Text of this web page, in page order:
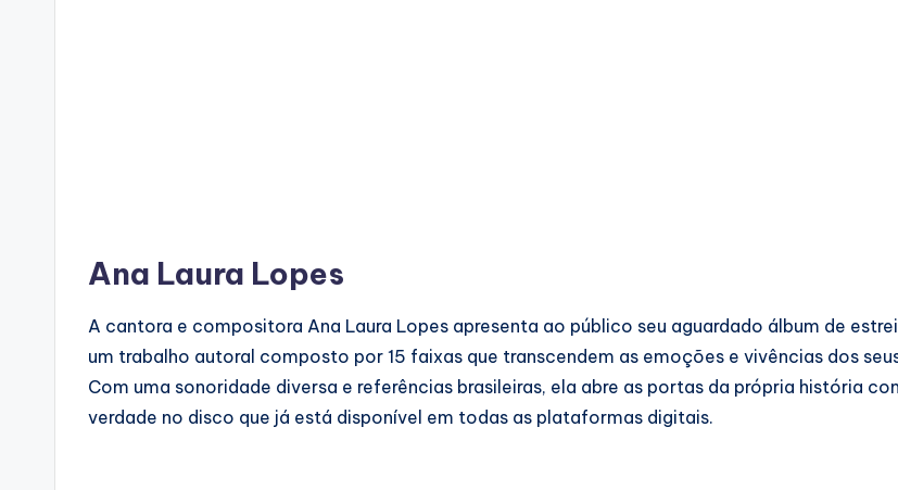
Ana Laura Lopes
A cantora e compositora Ana Laura Lopes apresenta ao público seu aguardado álbum de
um trabalho autoral composto por 15 faixas que transcendem as emoções e vivências dos
Com uma sonoridade diversa e referências brasileiras, ela abre as portas da própria história
verdade no disco que já está disponível em todas as plataformas digitais.